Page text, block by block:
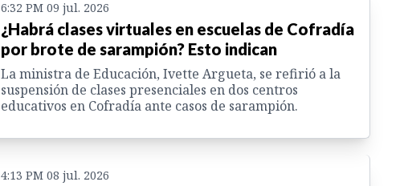
6:32 PM 09 jul. 2026
¿Habrá clases virtuales en escuelas de Cofradía
por brote de sarampión? Esto indican
La ministra de Educación, Ivette Argueta, se refirió a la
suspensión de clases presenciales en dos centros
educativos en Cofradía ante casos de sarampión.
4:13 PM 08 jul. 2026